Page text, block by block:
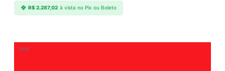
R$2.287,02 à vista no Pix ou Boleto